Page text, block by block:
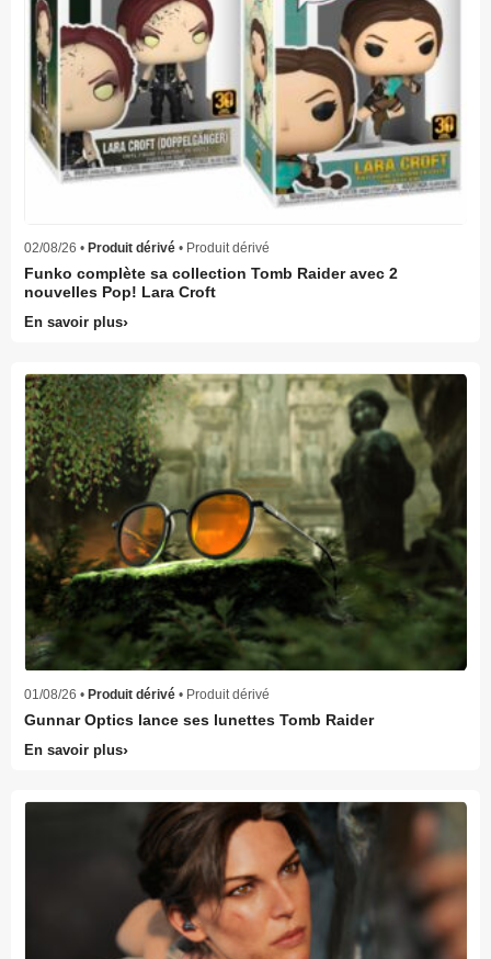
02/08/26 • Produit dérivé • Produit dérivé
Funko complète sa collection Tomb Raider avec 2
nouvelles Pop! Lara Croft
En savoir plus
01/08/26 • Produit dérivé • Produit dérivé
Gunnar Optics lance ses lunettes Tomb Raider
En savoir plus